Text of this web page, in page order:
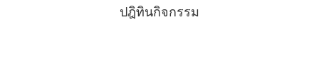
ปฎิทินกิจกรรม